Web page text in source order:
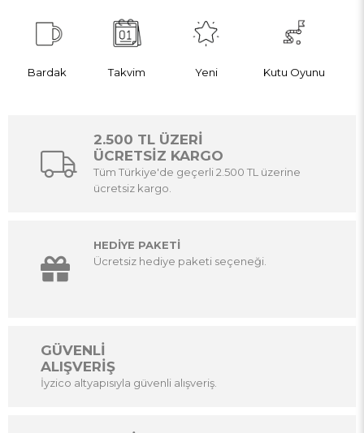
Bardak Takvim Yeni Kutu Oyunu
2.500 TL ÜZERİ
ÜCRETSİZ KARGO
Tüm Türkiye'de geçerli 2.500 TL üzerine
ücretsiz kargo.
HEDİYE PAKETİ
Ücretsiz hediye paketi seçeneği.
GÜVENLİ
ALIŞVERİŞ
İyzico altyapısıyla güvenli alışveriş.